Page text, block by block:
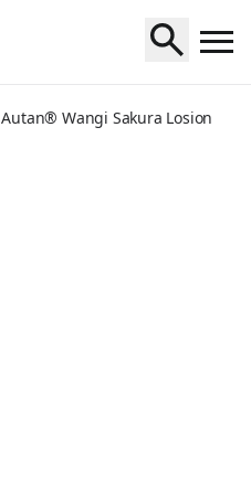
Autan® Wangi Sakura Losion